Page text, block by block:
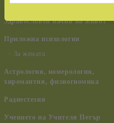
лечение
Здравословен начин на живот
Приложна психология
За жената
Астрология, номерология,
хиромантия, физиогномика
Радиестезия
Учението на Учителя Петър